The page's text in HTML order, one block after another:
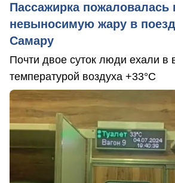
Пассажирка пожаловалась
невыносимую жару в
Самару
Почти двое суток люди ехали в
температурой воздуха +33°C